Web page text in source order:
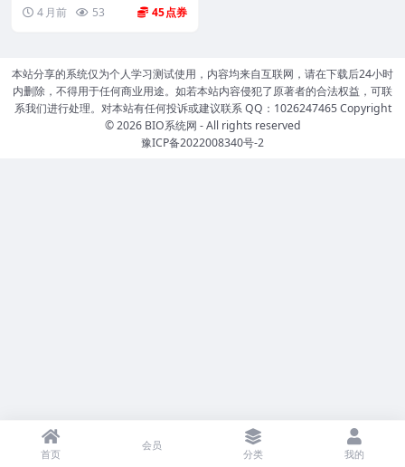
4 月前 53 45
本站分享的系统仅为个人学习测试使用，内容均来自互联网，请在下载后24小时
内删除，不得用于任何商业用途。如若本站内容侵犯了原著者的合法权益，可联
系我们进行处理。对本站有任何投诉或建议联系 QQ：1026247465 Copyright
© 2026 BIO系统网 - All rights reserved
豫ICP备2022008340号-2
首页
会员
分类 我的